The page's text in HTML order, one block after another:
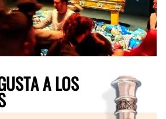
A LOS